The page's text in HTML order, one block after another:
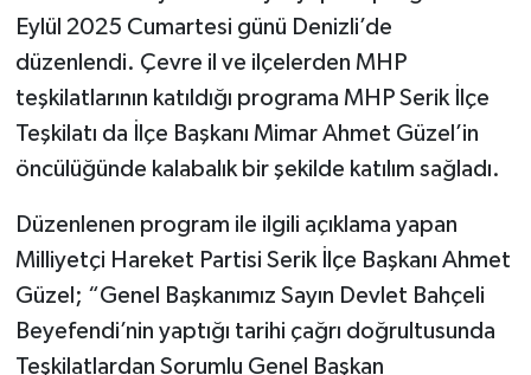
Eylül 2025 Cumartesi günü Denizli’de
düzenlendi. Çevre il ve ilçelerden MHP
teşkilatlarının katıldığı programa MHP Serik İlçe
Teşkilatı da İlçe Başkanı Mimar Ahmet Güzel’in
öncülüğünde kalabalık bir şekilde katılım sağladı.
Düzenlenen program ile ilgili açıklama yapan
Milliyetçi Hareket Partisi Serik İlçe Başkanı Ahmet
Güzel; “Genel Başkanımız Sayın Devlet Bahçeli
Beyefendi’nin yaptığı tarihi çağrı doğrultusunda
Teşkilatlardan Sorumlu Genel Başkan